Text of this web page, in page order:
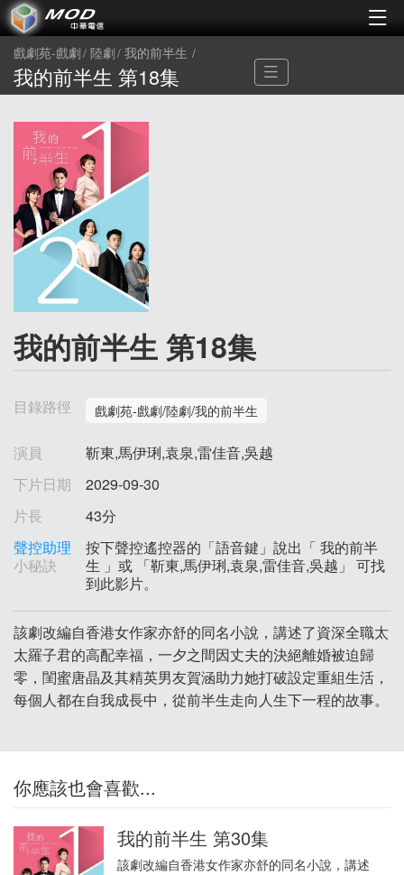
戲劇苑-戲劇 陸劇 我的前半生
我的前半生 第18集
我的前半生 第18集
目錄路徑 戲劇苑-戲劇/陸劇/我的前半生
演員
靳東,馬伊琍,袁泉,雷佳音,吳越
下片日期
2029-09-30
片長
43分
聲控助理
小秘訣
按下聲控遙控器的「語音鍵」說出「 我的前半
生 」或 「靳東,馬伊琍,袁泉,雷佳音,吳越」 可找
到此影片。
該劇改編自香港女作家亦舒的同名小說，講述了資深全職太
太羅子君的高配幸福，一夕之間因丈夫的決絕離婚被迫歸
零，閨蜜唐晶及其精英男友賀涵助力她打破設定重組生活，
每個人都在自我成長中，從前半生走向人生下一程的故事。
你應該也會喜歡...
我的前半生 第30集
該劇改編自香港女作家亦舒的同名小說，講述